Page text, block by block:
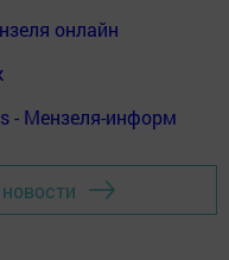
онлайн
- Мензеля-информ